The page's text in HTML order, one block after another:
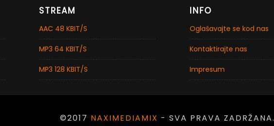
STREAM
AAC 48 KBIT/S
MP3 64 KBIT/S
MP3 128 KBIT/S
INFO
Oglašavajte se kod nas
Kontaktirajte nas
Impresum
©2017 NAXIMEDIAMIX - SVA PRAVA ZADRŽANA.